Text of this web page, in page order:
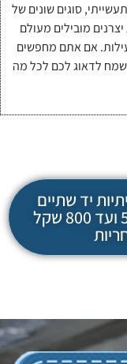
סוגים שונים של
מובילים מעולם
אם אתם מחפשים
לדאוג לכם לכל מה
יד שתיים
מחברות שונות במחירים בין 500 ועד 800 שקל